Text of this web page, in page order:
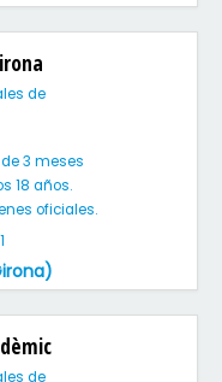
de
3 meses
18 años.
oficiales.
de